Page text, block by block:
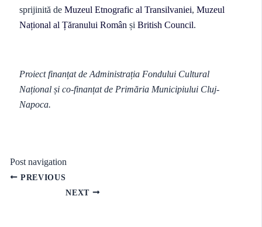
sprijinită de Muzeul Etnografic al Transilvaniei, Muzeul
Național al Țăranului Român și British Council.
Proiect finanțat de Administrația Fondului Cultural
Național și co-finanțat de Primăria Municipiului Cluj-
Napoca.
Post navigation
PREVIOUS
NEXT